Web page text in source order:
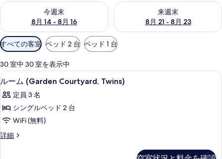
今週末
8月 14 - 8月 16
今週末 8月 14 - 8月 16 の空室状況をチェック
来週末
8月 21 - 8月 23
来週末 8月 21 - 8月 23 の空室
利
用
可
能
な
客
室
の
り
すべての客室 ベッド 2 台 ベッド 1 台
30 室中 30 室を表示中
ル
ー
ム
(Garden
Courtyard,
Twins)
高級寝具、セーフティボックス (室
5
ルーム (Garden Courtyard, Twins)
定員 3 名
シングルベッド 2 台
WiFi (無料)
詳細
ル